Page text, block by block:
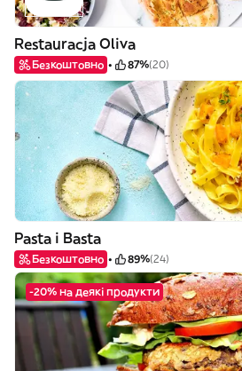
Restauracja Oliva
Безкоштовно 87%(20)
Pasta i Basta
Безкоштовно 89%(24)
-20% на деякі продукти